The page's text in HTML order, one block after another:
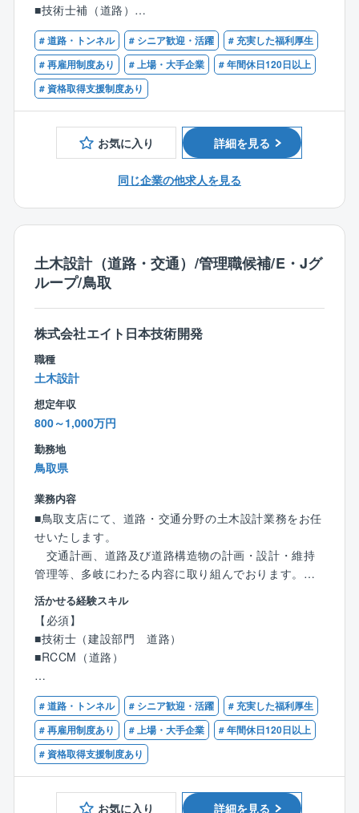
■人を大切にする社風で、社員定着率が高く長く働き易
い環境がございます。◎平均勤続年数：17.8年、平均
年齢：45.3歳
【魅力ポイント】
■建設コンサルタント売上ランキング8位（日経コンス
トラクション 建設コンサルタント決算ランキング202
4年より）
■テレワーク制度：あり。週2日を上限に利用可能。
※部署によって異なります。
■残業時間 平均30時間(同社の勤務時間は9時～17時
です。勤務時間が8時間の企業様に当てはめると、10時
2009年6月に、建設コンサルタント会社2社（株式会社
営統合して、新たに株式会社エイト日本技術開発が誕
生して、10年以上が経過しました。「国民の暮らしを
支える社会資本の整備・維持管理」という建設コンサ
ルタントとしての使命を深く胸に刻み、防災・減災対
策、環境・エネルギー対策など国民が「安全・安心」
に暮らせる生活の基盤整備に貢献しています。また、
女性活躍推進法に基づき、2020年12月10日付で「える
ぼし」（3段階目）企業に認定され、より安心して働き
続けられる職場環境づくりを促進しています。
■社風
創立から60年以上、地域に密着したローカルなものか
自ら手を挙げた方は積極的に登用してもらえる風土が
あり、意欲のある方はどんどん成長できる環境です。
■自己研鑽ができる環境
同社は技術職の人数が8割以上を占めており、技術を売
自己研鑽については自身が望めば多くの機会を利用し
て自己を成長させることができます。
専門分野への論文投稿をしたり、業務に関連する学会
に出席したり、講演会・セミナーに出て知見を深めた
りしています。
人員構成：社員数（全社）1051名（技術系8割 ／事務
系2割）
■技術士補（道路）
【歓迎】
■道路設計（予備・詳細）経験5年以上
■計画段階評価など国土交通省業務の経験
# 道路・トンネル # シニア歓迎・活躍
# 充実した福利厚生
# 再雇用制度あり
# 上場・大手企業
# 年間休日120日以上
# 資格取得支援制度あり
お気に入り 詳細を見る
同じ企業の他求人を見る
土木設計（道路・交通）/管理職候補/E・Jグ
ループ/鳥取
株式会社エイト日本技術開発
職種
土木設計
想定年収
800～1,000万円
勤務地
鳥取県
業務内容
■鳥取支店にて、道路・交通分野の土木設計業務をお任
せいたします。
交通計画、道路及び道路構造物の計画・設計・維持
管理等、多岐にわたる内容に取り組んでおります。
【具体的には】
〇道路・交通施設等に関する調査・計画・設計、道路
交通計画など
〇上記に付帯する業務全般
※マネジメント業務も携わっていただく可能性がござい
ます。
【魅力ポイント】
■建設コンサルタント売上ランキング8位（日経コンス
トラクション 建設コンサルタント決算ランキング202
4年より）
■テレワーク制度：あり。週2日を上限に利用可能。
活かせる経験スキル
【必須】
■技術士（建設部門 道路）
■RCCM（道路）
【歓迎】
■道路設計（予備・詳細）経験5年以上
■計画段階評価など国土交通省業務の経験
# 道路・トンネル # シニア歓迎・活躍
# 充実した福利厚生
# 再雇用制度あり
# 上場・大手企業
# 年間休日120日以上
# 資格取得支援制度あり
お気に入り 詳細を見る